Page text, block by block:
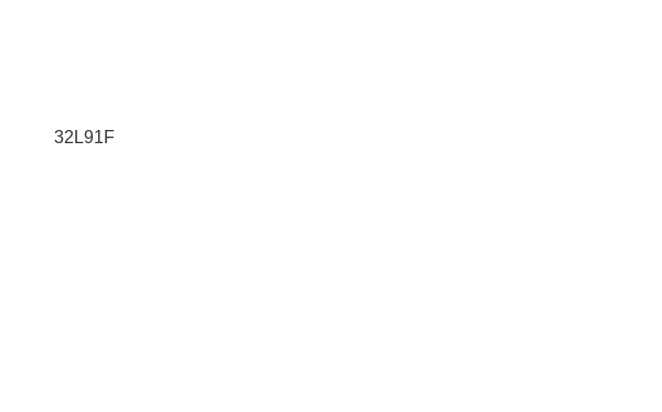
32L91F